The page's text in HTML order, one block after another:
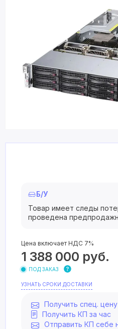
Б/У
Товар имеет следы
проведена
Цена включает НДС 7%
1 388 000 руб.
ПОД ЗАКАЗ
УЗНАТЬ СРОКИ ДОСТАВКИ
Получить спец. цену
Получить КП за час
Отправить КП себе